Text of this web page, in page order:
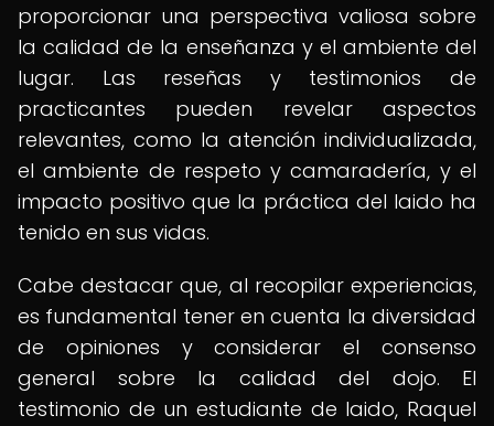
proporcionar una perspectiva valiosa sobre
la calidad de la enseñanza y el ambiente del
lugar. Las reseñas y testimonios de
practicantes pueden revelar aspectos
relevantes, como la atención individualizada,
el ambiente de respeto y camaradería, y el
impacto positivo que la práctica del Iaido ha
tenido en sus vidas.
Cabe destacar que, al recopilar experiencias,
es fundamental tener en cuenta la diversidad
de opiniones y considerar el consenso
general sobre la calidad del dojo. El
testimonio de un estudiante de Iaido, Raquel